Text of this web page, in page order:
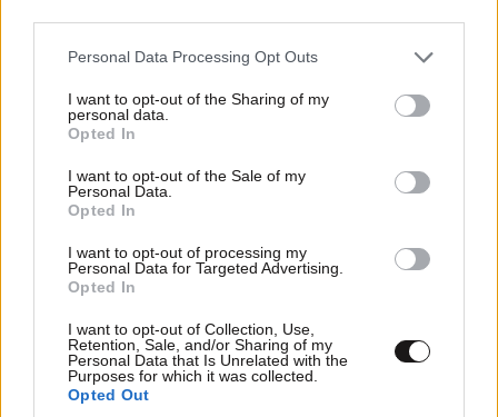
Please note that this website/app uses one or more Google
not limited to your visit or usage behaviour. You may click to
grant or deny consent to Google and its third-party tags to
use your data for below specified purposes in below Google
consent section.
Personal Data Processing Opt Outs
I want to opt-out of the Sharing of my
personal data.
Opted In
I want to opt-out of the Sale of my
Personal Data.
Opted In
I want to opt-out of processing my
Personal Data for Targeted Advertising.
Opted In
I want to opt-out of Collection, Use,
Retention, Sale, and/or Sharing of my
Personal Data that Is Unrelated with the
Purposes for which it was collected.
Opted Out
Άλμπερτ Μπουρλά 26·11·2021 15:59
αν η πτώση οφείλεται στον φόβο της
αναποτελεσματικότητας των εμβολίων απέναντι στην
pfizer παραμένει ψηλά μέχρι και τώρα?
Τραλαλό 26·11·2021 15:46
Όταν επρόκειτο για κακό νέο εμπιστευομαστε το
τρομακτικό νέο που ανακοινώνει η τριτοκοσμική
TRENDING